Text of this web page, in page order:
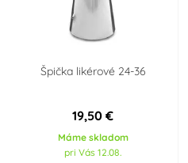
Špička likérové 24-36
19,50 €
Máme skladom
pri Vás 12.08.